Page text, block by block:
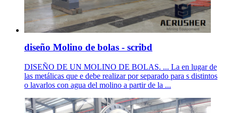
diseño Molino de bolas - scribd
DISEÑO DE UN MOLINO DE BOLAS. ... La en lugar de
las metálicas que e debe realizar por separado para s distintos
o lavarlos con agua del molino a partir de la ...